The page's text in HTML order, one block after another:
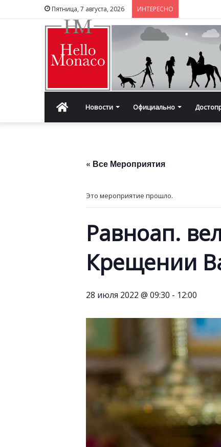
Пятница, 7 августа, 2026 ИНТЕРЕСНО
ГлавнаяНовости Официально
« Все Мероприятия
Это мероприятие прошло.
Равноап.
Крещении
28 июля 2022 @ 09:30 - 12:00